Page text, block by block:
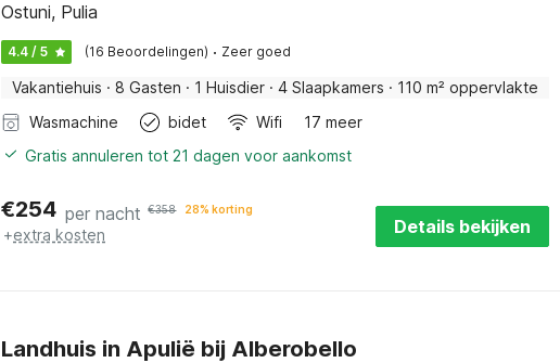
Ostuni, Pulia
4.4 / 5 (16 Beoordelingen) · Zeer goed
Vakantiehuis · 8 Gasten · 1 Huisdier · 4 Slaapkamers · 110 m² oppervlakte
Wasmachine
bidet Wifi
17 meer
Gratis annuleren tot 21 dagen voor aankomst
€254 per nacht €358 28% korting
+extra kosten Details bekijken
Landhuis in Apulië bij Alberobello